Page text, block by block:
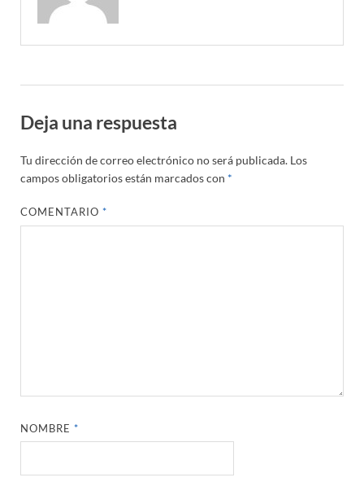
Deja una respuesta
Tu dirección de correo electrónico no será publicada. Los
campos obligatorios están marcados con *
COMENTARIO*
NOMBRE*